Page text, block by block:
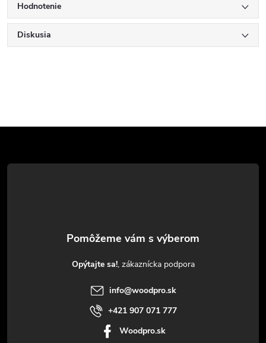
Hodnotenie
Diskusia
á
Opýtajte sa!
info@woodpro.sk
+421 907 071 777
Woodpro.sk